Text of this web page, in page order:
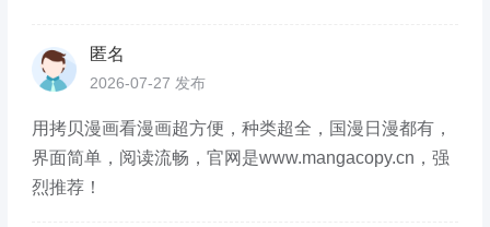
匿名
2026-07-27 发布
用拷贝漫画看漫画超方便，种类超全，国漫日漫都有，
界面简单，阅读流畅，官网是www.mangacopy.cn，强
烈推荐！